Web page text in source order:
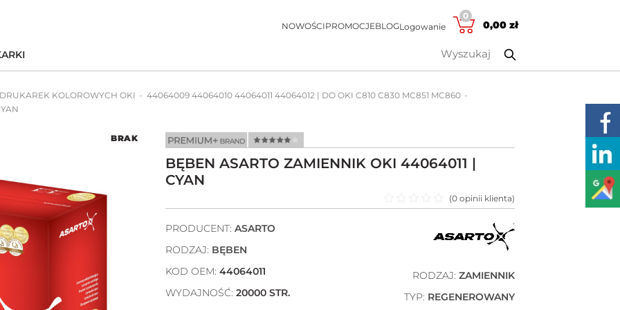
NOWOŚCIPROMOCJEBLOGLogowanie
0
0,00 zł
KOLOROWYCH OKI
44064009 44064010 44064011 44064012 | DO OKI C810 C830 MC851 MC860
BRAK
BĘBEN ASARTO ZAMIENNIK OKI 44064011 |
CYAN
Oceniono
(0 opinii klienta)
PRODUCENT: ASARTO
RODZAJ: BĘBEN
KOD OEM: 44064011
WYDAJNOŚĆ: 20000 STR.
RODZAJ: ZAMIENNIK
TYP: REGENEROWANY